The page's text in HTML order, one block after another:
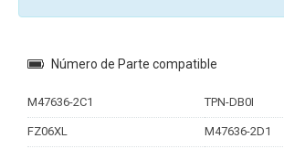
Número de Parte compatible
M47636-2C1 TPN-DB0I
FZ06XL M47636-2D1